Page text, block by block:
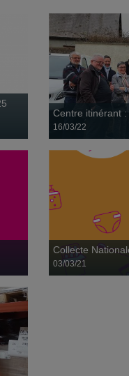
Centre itinérant :
16/03/22
Collecte
03/03/21
03 mars
Collecte